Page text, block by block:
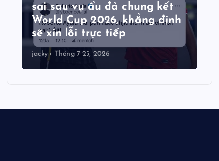
sai sau vụ ẩu đả chung kết
World Cup 2026, khẳng định
sẽ xin lỗi trực tiếp
jacky Tháng 7 23, 2026